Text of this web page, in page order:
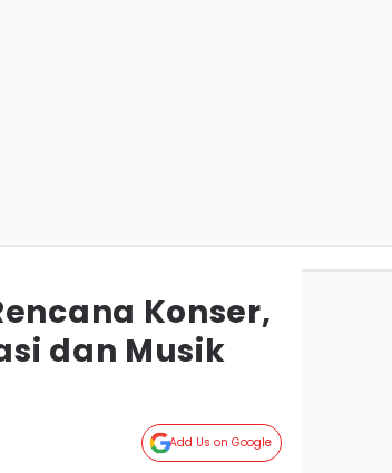
Konser,
dan Musik
Add Us on Google